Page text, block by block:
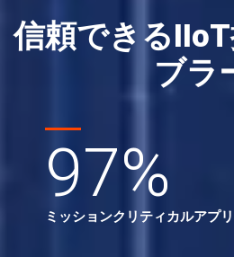
信頼できる
ブラ
97%
ミッションクリティカルアプ